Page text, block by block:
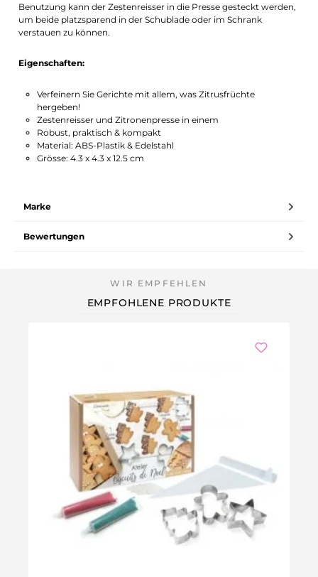
Benutzung kann der Zestenreisser in die Presse gesteckt werden,
um beide platzsparend in der Schublade oder im Schrank
verstauen zu können.
Eigenschaften:
Verfeinern Sie Gerichte mit allem, was Zitrusfrüchte
hergeben!
Zestenreisser und Zitronenpresse in einem
Robust, praktisch & kompakt
Material: ABS-Plastik & Edelstahl
Grösse: 4.3 x 4.3 x 12.5 cm
Marke
Bewertungen
EMPFOHLENE PRODUKTE